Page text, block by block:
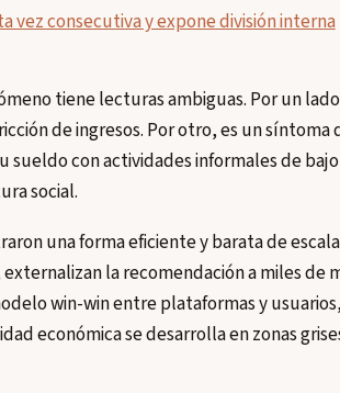
vez consecutiva y expone división interna
tiene lecturas ambiguas. Por un
de ingresos. Por otro, es un síntoma
con actividades informales de
social.
una forma eficiente y barata de
la recomendación a miles de
win-win entre plataformas y
económica se desarrolla en zonas